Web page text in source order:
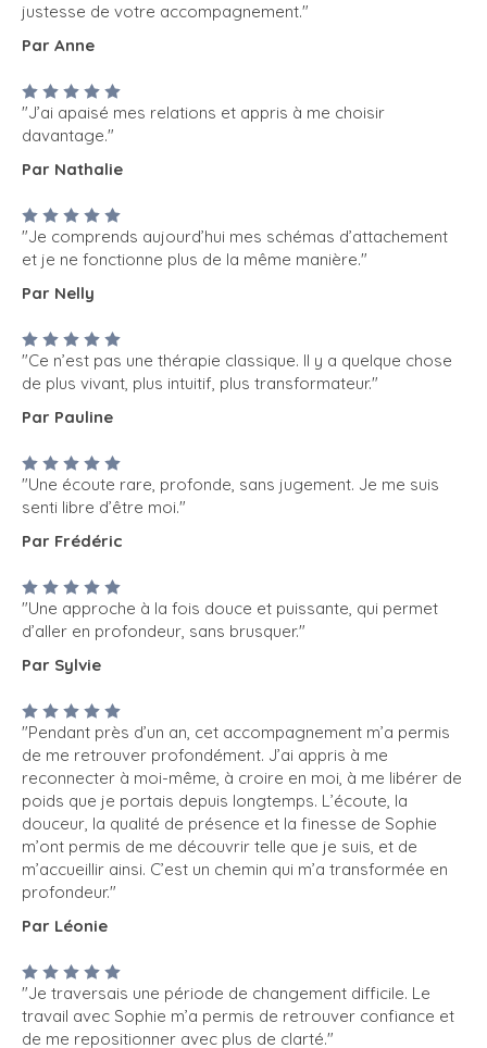
justesse de votre accompagnement."
Par Anne
"J’ai apaisé mes relations et appris à me choisir
davantage."
Par Nathalie
"Je comprends aujourd’hui mes schémas d’attachement
et je ne fonctionne plus de la même manière."
Par Nelly
"Ce n’est pas une thérapie classique. Il y a quelque chose
de plus vivant, plus intuitif, plus transformateur."
Par Pauline
"Une écoute rare, profonde, sans jugement. Je me suis
senti libre d’être moi."
Par Frédéric
"Une approche à la fois douce et puissante, qui permet
d’aller en profondeur, sans brusquer."
Par Sylvie
"Pendant près d’un an, cet accompagnement m’a permis
de me retrouver profondément. J’ai appris à me
reconnecter à moi-même, à croire en moi, à me libérer de
poids que je portais depuis longtemps. L’écoute, la
douceur, la qualité de présence et la finesse de Sophie
m’ont permis de me découvrir telle que je suis, et de
m’accueillir ainsi. C’est un chemin qui m’a transformée en
profondeur."
Par Léonie
"Je traversais une période de changement difficile. Le
travail avec Sophie m’a permis de retrouver confiance et
de me repositionner avec plus de clarté."